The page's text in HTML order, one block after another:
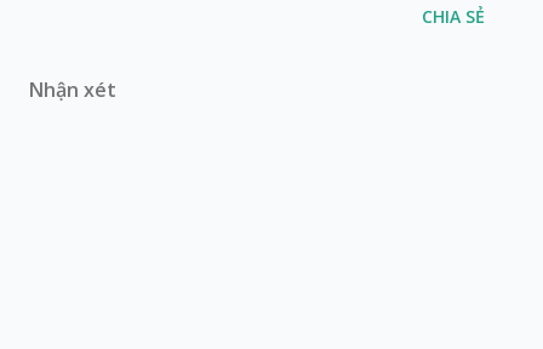
CHIA SẺ
Nhận xét